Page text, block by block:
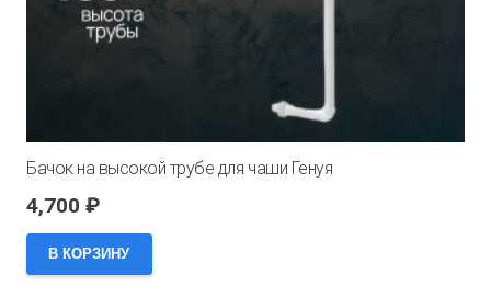
Бачок на высокой трубе для чаши Генуя
4,700 ₽
В КОРЗИНУ